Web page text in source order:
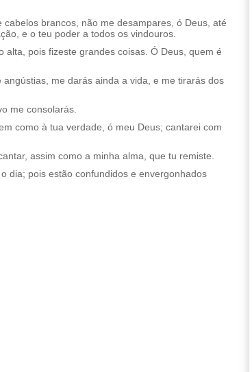
brancos, não me desampares, ó Deus, até
e o teu poder a todos os vindouros.
alta, pois fizeste grandes coisas. Ó Deus, quem é
me darás ainda a vida, e me tirarás dos
me consolarás.
como à tua verdade, ó meu Deus; cantarei com
assim como a minha alma, que tu remiste.
dia; pois estão confundidos e envergonhados